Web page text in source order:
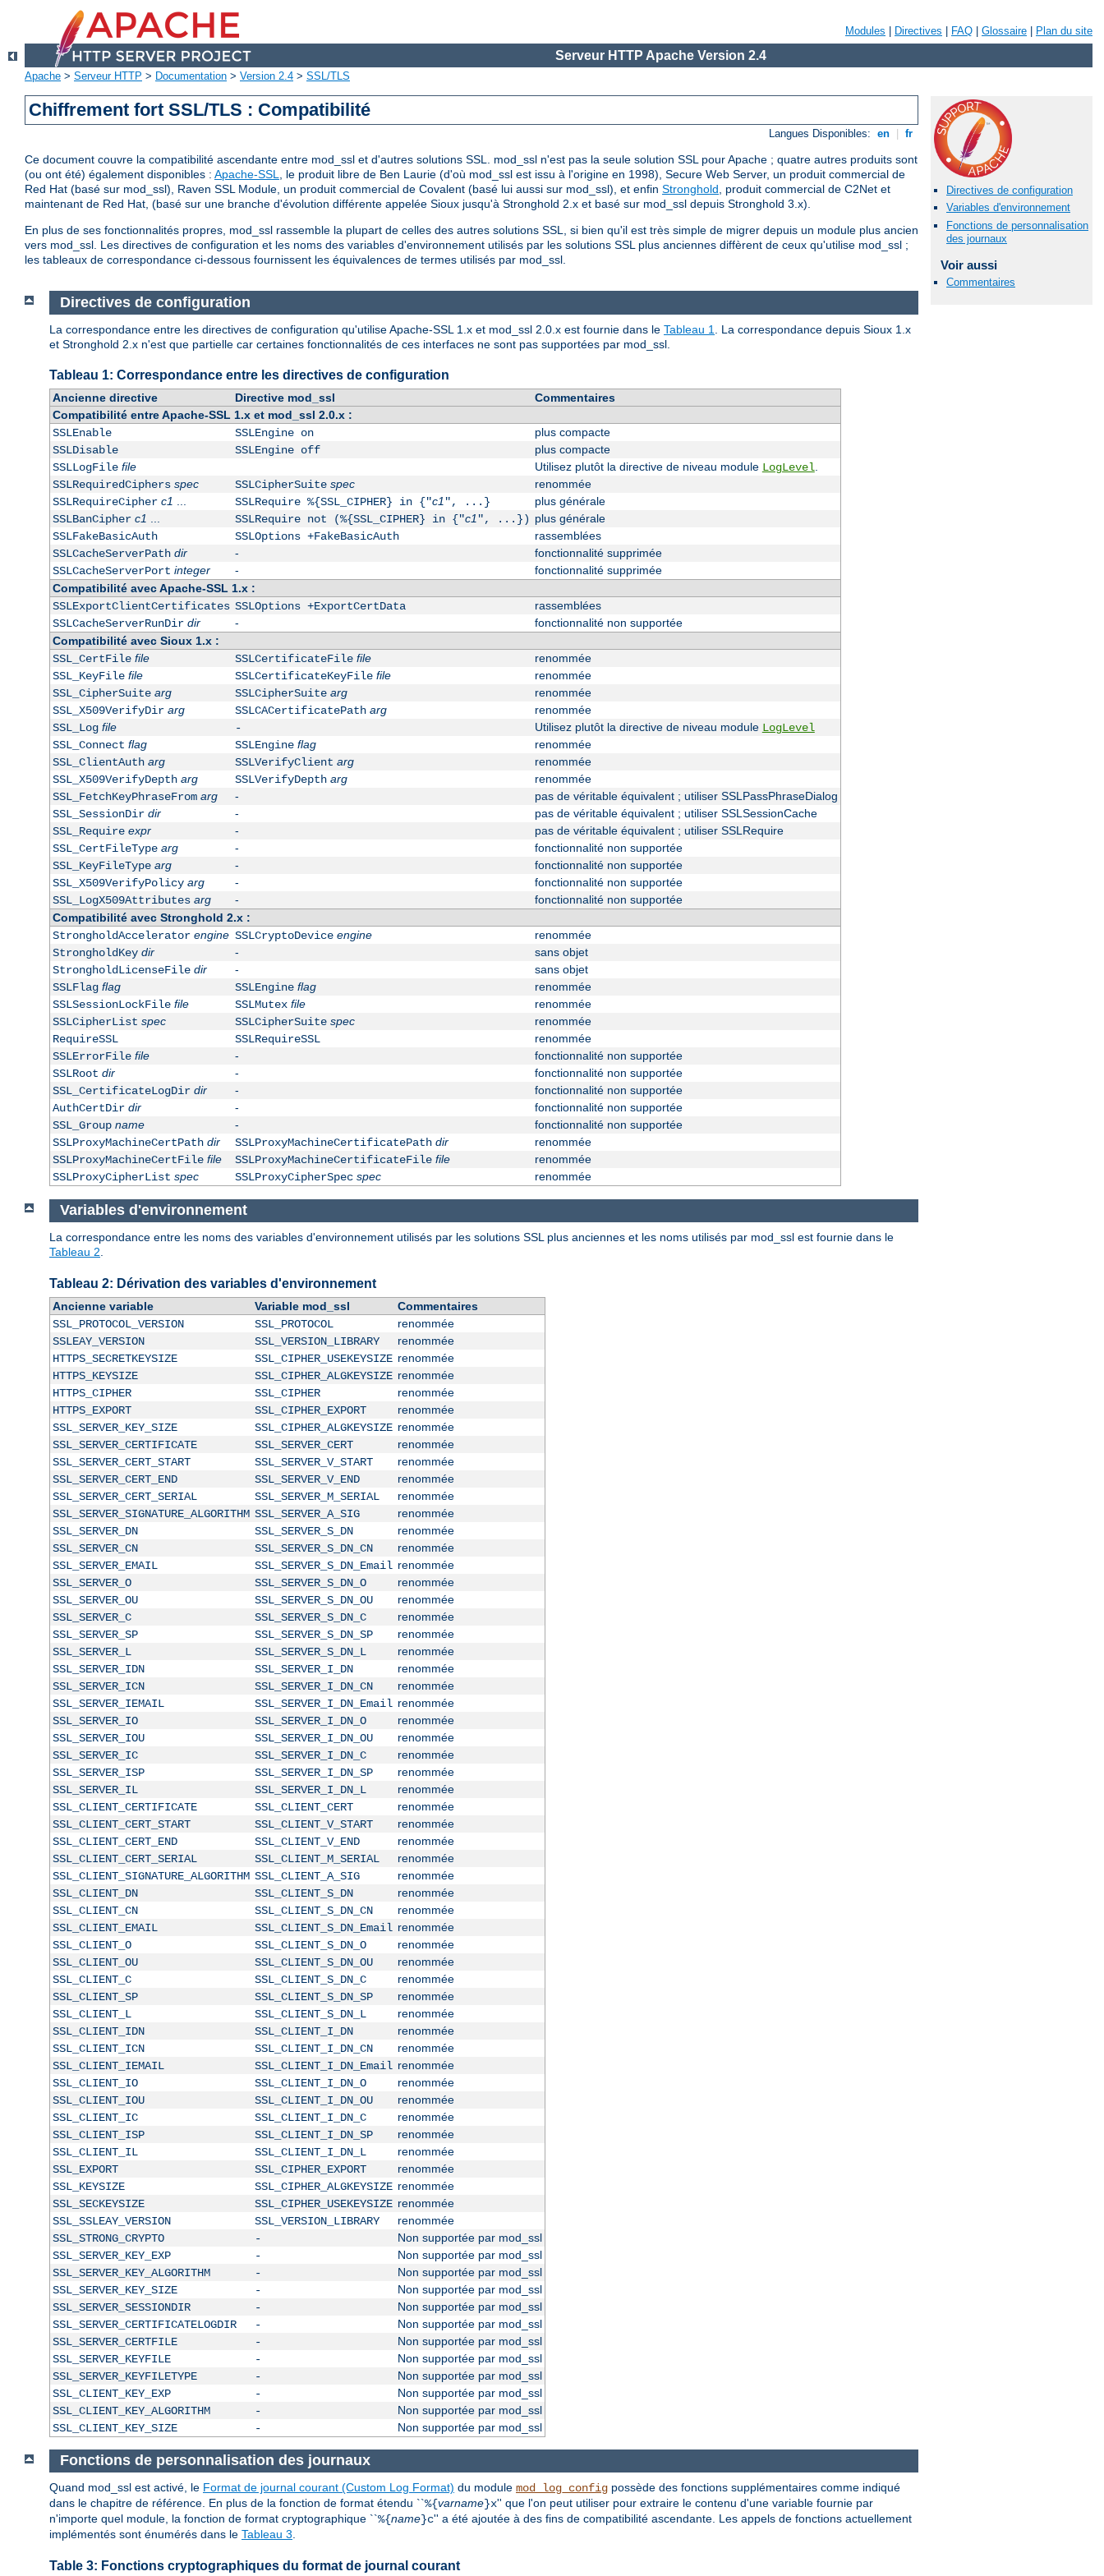
Modules Directives FAQ Glossaire Plan du site
Serveur HTTP Apache Version 2.4
Apache > Serveur HTTP > Documentation > Version 2.4 > SSL/TLS
Chiffrement fort SSL/TLS : Compatibilité
Langues Disponibles: en fr
Ce document couvre la compatibilité ascendante entre mod_ssl et d'autres solutions SSL. mod_ssl n'est pas la seule solution SSL pour Apache ; quatre autres produits sont
(ou ont été) également disponibles : Apache-SSL, le produit libre de Ben Laurie (d'où mod_ssl est issu à l'origine en 1998), Secure Web Server, un produit commercial de
Red Hat (basé sur mod_ssl), Raven SSL Module, un produit commercial de Covalent (basé lui aussi sur mod_ssl), et enfin Stronghold, produit commercial de C2Net et
maintenant de Red Hat, (basé sur une branche d'évolution différente appelée Sioux jusqu'à Stronghold 2.x et basé sur mod_ssl depuis Stronghold 3.x).
En plus de ses fonctionnalités propres, mod_ssl rassemble la plupart de celles des autres solutions SSL, si bien qu'il est très simple de migrer depuis un module plus ancien
vers mod_ssl. Les directives de configuration et les noms des variables d'environnement utilisés par les solutions SSL plus anciennes diffèrent de ceux qu'utilise mod_ssl ;
les tableaux de correspondance ci-dessous fournissent les équivalences de termes utilisés par mod_ssl.
Directives de configuration
Variables d'environnement
Fonctions de personnalisation
des journaux
Voir aussi
Commentaires
Directives de configuration
La correspondance entre les directives de configuration qu'utilise Apache-SSL 1.x et mod_ssl 2.0.x est fournie dans le Tableau 1
. La correspondance depuis Sioux 1.x
et Stronghold 2.x n'est que partielle car certaines fonctionnalités de ces interfaces ne sont pas supportées par mod_ssl.
Tableau 1: Correspondance entre les directives de configuration
Ancienne directive Directive mod_ssl
Commentaires
Compatibilité entre Apache-SSL 1.x et mod_ssl 2.0.x :
SSLEnable
SSLEngine on
plus compacte
SSLDisable
SSLEngine off
plus compacte
SSLLogFile file Utilisez plutôt la directive de niveau module LogLevel.
SSLRequiredCiphers spec SSLCipherSuite spec
renommée
SSLRequireCipher c1 ... SSLRequire %{SSL_CIPHER} in {"c1", ...}
plus générale
SSLBanCipher c1 ... SSLRequire not (%{SSL_CIPHER} in {"c1", ...}) plus générale
SSLFakeBasicAuth
SSLOptions +FakeBasicAuth
rassemblées
SSLCacheServerPath dir -
fonctionnalité supprimée
SSLCacheServerPort integer -
fonctionnalité supprimée
Compatibilité avec Apache-SSL 1.x :
SSLExportClientCertificates SSLOptions +ExportCertData
rassemblées
SSLCacheServerRunDir dir -
fonctionnalité non supportée
Compatibilité avec Sioux 1.x :
SSL_CertFile file SSLCertificateFile file
renommée
SSL_KeyFile file SSLCertificateKeyFile file
renommée
SSL_CipherSuite arg SSLCipherSuite arg
renommée
SSL_X509VerifyDir arg SSLCACertificatePath arg
renommée
SSL_Log file - Utilisez plutôt la directive de niveau module LogLevel
SSL_Connect flag SSLEngine flag
renommée
SSL_ClientAuth arg SSLVerifyClient arg
renommée
SSL_X509VerifyDepth arg SSLVerifyDepth arg
renommée
SSL_FetchKeyPhraseFrom arg -
pas de véritable équivalent ; utiliser SSLPassPhraseDialog
SSL_SessionDir dir -
pas de véritable équivalent ; utiliser SSLSessionCache
SSL_Require expr -
pas de véritable équivalent ; utiliser SSLRequire
SSL_CertFileType arg -
fonctionnalité non supportée
SSL_KeyFileType arg -
fonctionnalité non supportée
SSL_X509VerifyPolicy arg -
fonctionnalité non supportée
SSL_LogX509Attributes arg -
fonctionnalité non supportée
Compatibilité avec Stronghold 2.x :
StrongholdAccelerator engine SSLCryptoDevice engine
renommée
StrongholdKey dir -
sans objet
StrongholdLicenseFile dir -
sans objet
SSLFlag flag SSLEngine flag
renommée
SSLSessionLockFile file SSLMutex file
renommée
SSLCipherList spec SSLCipherSuite spec
renommée
RequireSSL
SSLRequireSSL
renommée
SSLErrorFile file -
fonctionnalité non supportée
SSLRoot dir -
fonctionnalité non supportée
SSL_CertificateLogDir dir -
fonctionnalité non supportée
AuthCertDir dir -
fonctionnalité non supportée
SSL_Group name -
fonctionnalité non supportée
SSLProxyMachineCertPath dir SSLProxyMachineCertificatePath dir
renommée
SSLProxyMachineCertFile file SSLProxyMachineCertificateFile file
renommée
SSLProxyCipherList spec SSLProxyCipherSpec spec renommée
Variables d'environnement
La correspondance entre les noms des variables d'environnement utilisés par les solutions SSL plus anciennes et les noms utilisés par mod_ssl est fournie dans le
Tableau 2
Tableau 2: Dérivation des variables d'environnement
Ancienne variable Variable mod_ssl
Commentaires
SSL_PROTOCOL_VERSION
SSL_PROTOCOL
renommée
SSLEAY_VERSION
SSL_VERSION_LIBRARY
renommée
HTTPS_SECRETKEYSIZE
SSL_CIPHER_USEKEYSIZE renommée
HTTPS_KEYSIZE
SSL_CIPHER_ALGKEYSIZE renommée
HTTPS_CIPHER
SSL_CIPHER
renommée
HTTPS_EXPORT
SSL_CIPHER_EXPORT
renommée
SSL_SERVER_KEY_SIZE
SSL_CIPHER_ALGKEYSIZE renommée
SSL_SERVER_CERTIFICATE
SSL_SERVER_CERT
renommée
SSL_SERVER_CERT_START
SSL_SERVER_V_START
renommée
SSL_SERVER_CERT_END
SSL_SERVER_V_END
renommée
SSL_SERVER_CERT_SERIAL
SSL_SERVER_M_SERIAL
renommée
SSL_SERVER_SIGNATURE_ALGORITHM SSL_SERVER_A_SIG
renommée
SSL_SERVER_DN
SSL_SERVER_S_DN
renommée
SSL_SERVER_CN
SSL_SERVER_S_DN_CN
renommée
SSL_SERVER_EMAIL
SSL_SERVER_S_DN_Email renommée
SSL_SERVER_O
SSL_SERVER_S_DN_O
renommée
SSL_SERVER_OU
SSL_SERVER_S_DN_OU
renommée
SSL_SERVER_C
SSL_SERVER_S_DN_C
renommée
SSL_SERVER_SP
SSL_SERVER_S_DN_SP
renommée
SSL_SERVER_L
SSL_SERVER_S_DN_L
renommée
SSL_SERVER_IDN
SSL_SERVER_I_DN
renommée
SSL_SERVER_ICN
SSL_SERVER_I_DN_CN
renommée
SSL_SERVER_IEMAIL
SSL_SERVER_I_DN_Email renommée
SSL_SERVER_IO
SSL_SERVER_I_DN_O
renommée
SSL_SERVER_IOU
SSL_SERVER_I_DN_OU
renommée
SSL_SERVER_IC
SSL_SERVER_I_DN_C
renommée
SSL_SERVER_ISP
SSL_SERVER_I_DN_SP
renommée
SSL_SERVER_IL
SSL_SERVER_I_DN_L
renommée
SSL_CLIENT_CERTIFICATE
SSL_CLIENT_CERT
renommée
SSL_CLIENT_CERT_START
SSL_CLIENT_V_START
renommée
SSL_CLIENT_CERT_END
SSL_CLIENT_V_END
renommée
SSL_CLIENT_CERT_SERIAL
SSL_CLIENT_M_SERIAL
renommée
SSL_CLIENT_SIGNATURE_ALGORITHM SSL_CLIENT_A_SIG
renommée
SSL_CLIENT_DN
SSL_CLIENT_S_DN
renommée
SSL_CLIENT_CN
SSL_CLIENT_S_DN_CN
renommée
SSL_CLIENT_EMAIL
SSL_CLIENT_S_DN_Email renommée
SSL_CLIENT_O
SSL_CLIENT_S_DN_O
renommée
SSL_CLIENT_OU
SSL_CLIENT_S_DN_OU
renommée
SSL_CLIENT_C
SSL_CLIENT_S_DN_C
renommée
SSL_CLIENT_SP
SSL_CLIENT_S_DN_SP
renommée
SSL_CLIENT_L
SSL_CLIENT_S_DN_L
renommée
SSL_CLIENT_IDN
SSL_CLIENT_I_DN
renommée
SSL_CLIENT_ICN
SSL_CLIENT_I_DN_CN
renommée
SSL_CLIENT_IEMAIL
SSL_CLIENT_I_DN_Email renommée
SSL_CLIENT_IO
SSL_CLIENT_I_DN_O
renommée
SSL_CLIENT_IOU
SSL_CLIENT_I_DN_OU
renommée
SSL_CLIENT_IC
SSL_CLIENT_I_DN_C
renommée
SSL_CLIENT_ISP
SSL_CLIENT_I_DN_SP
renommée
SSL_CLIENT_IL
SSL_CLIENT_I_DN_L
renommée
SSL_EXPORT
SSL_CIPHER_EXPORT
renommée
SSL_KEYSIZE
SSL_CIPHER_ALGKEYSIZE renommée
SSL_SECKEYSIZE
SSL_CIPHER_USEKEYSIZE renommée
SSL_SSLEAY_VERSION
SSL_VERSION_LIBRARY
renommée
SSL_STRONG_CRYPTO
-
Non supportée par mod_ssl
SSL_SERVER_KEY_EXP
-
Non supportée par mod_ssl
SSL_SERVER_KEY_ALGORITHM
-
Non supportée par mod_ssl
SSL_SERVER_KEY_SIZE
-
Non supportée par mod_ssl
SSL_SERVER_SESSIONDIR
-
Non supportée par mod_ssl
SSL_SERVER_CERTIFICATELOGDIR
-
Non supportée par mod_ssl
SSL_SERVER_CERTFILE
-
Non supportée par mod_ssl
SSL_SERVER_KEYFILE
-
Non supportée par mod_ssl
SSL_SERVER_KEYFILETYPE
-
Non supportée par mod_ssl
SSL_CLIENT_KEY_EXP
-
Non supportée par mod_ssl
SSL_CLIENT_KEY_ALGORITHM
-
Non supportée par mod_ssl
SSL_CLIENT_KEY_SIZE
- Non supportée par mod_ssl
Fonctions de personnalisation des journaux
Quand mod_ssl est activé, le Format de journal courant (Custom Log Format) du module mod_log_config possède des fonctions supplémentaires comme indiqué
dans le chapitre de référence. En plus de la fonction de format étendu ``%{varname}x'' que l'on peut utiliser pour extraire le contenu d'une variable fournie par
n'importe quel module, la fonction de format cryptographique ``%{name}c'' a été ajoutée à des fins de compatibilité ascendante. Les appels de fonctions actuellement
implémentés sont énumérés dans le Tableau 3
Table 3: Fonctions cryptographiques du format de journal courant